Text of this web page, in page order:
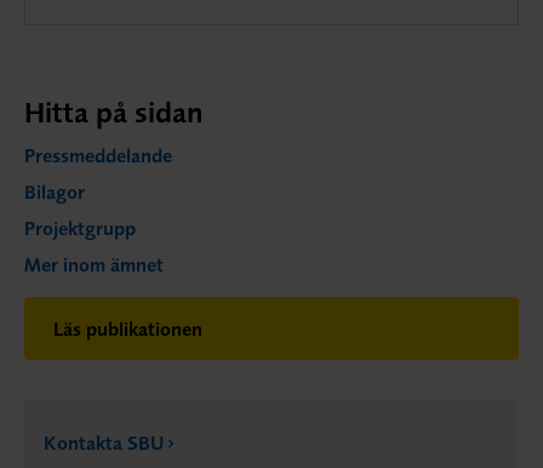
Hitta på sidan
Pressmeddelande
Bilagor
Projektgrupp
Mer inom ämnet
Läs publikationen
Kontakta SBU